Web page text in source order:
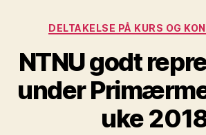
DELTAKELSE PÅ KURS OG
NTNU godt
under
uke